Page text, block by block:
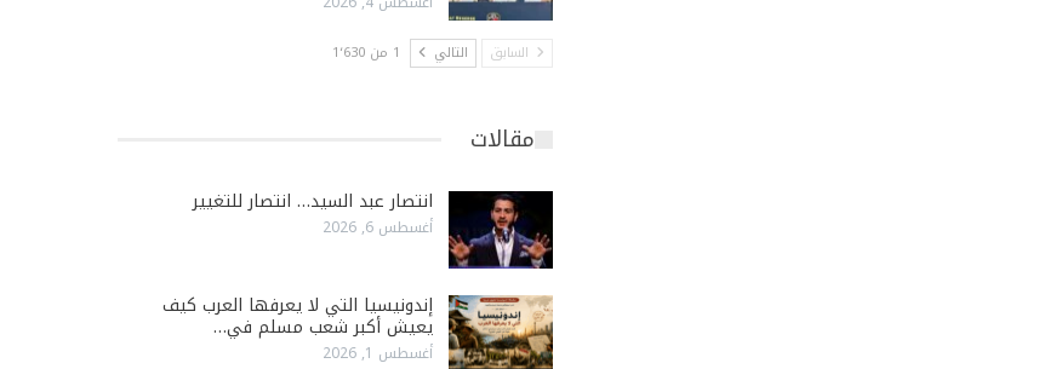
السابق التالي 1 من 1٬630
مقالات
انتصار عبد السيد… انتصار للتغيير
أغسطس 6, 2026
إندونيسيا التي لا يعرفها العرب كيف
يعيش أكبر شعب مسلم في…
أغسطس 1, 2026